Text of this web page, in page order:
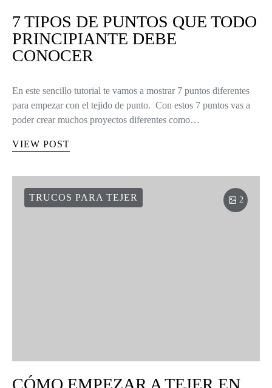
7 TIPOS DE PUNTOS QUE TODO
PRINCIPIANTE DEBE
CONOCER
En este sencillo tutorial te vamos a mostrar 7 puntos diferentes
para empezar con el tejido de punto. Con estos 7 puntos vas a
poder crear muchos proyectos diferentes como…
VIEW POST
TRUCOS PARA TEJER 2
CÓMO EMPEZAR A TEJER EN